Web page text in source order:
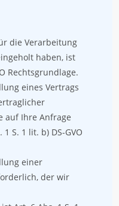
die Verarbeitung
haben, ist
Rechtsgrundlage.
eines Vertrags
auf Ihre Anfrage
S. 1 lit. b) DS-GVO
einer
der wir